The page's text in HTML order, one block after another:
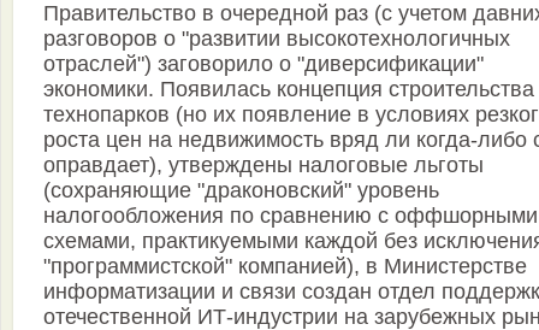
Правительство в очередной раз (с учетом
разговоров о "развитии высокотехнологичных
отраслей") заговорило о "диверсификации"
экономики. Появилась концепция строительства
технопарков (но их появление в условиях
роста цен на недвижимость вряд ли когда-либо
оправдает), утверждены налоговые льготы
(сохраняющие "драконовский" уровень
налогообложения по сравнению с оффшорными
схемами, практикуемыми каждой без
"программистской" компанией), в Министерстве
информатизации и связи создан отдел
отечественной ИТ-индустрии на зарубежных